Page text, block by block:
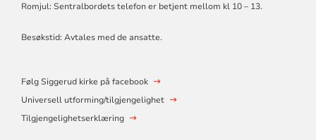
Romjul: Sentralbordets telefon er betjent mellom kl 10 – 13.
Besøkstid: Avtales med de ansatte.
Følg Siggerud kirke på facebook
Universell utforming/tilgjengelighet
Tilgjengelighetserklæring